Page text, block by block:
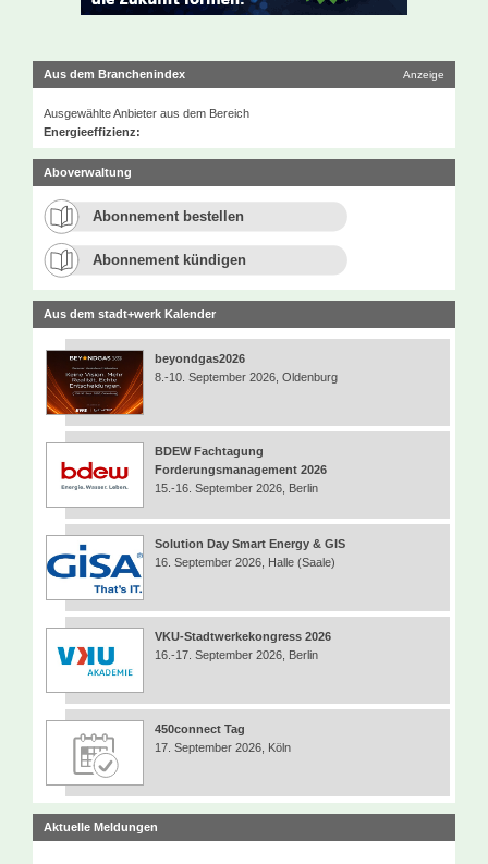
Aus dem Branchenindex Anzeige
Ausgewählte Anbieter aus dem Bereich
Energieeffizienz:
Aboverwaltung
Abonnement bestellen
Abonnement kündigen
Aus dem stadt+werk Kalender
beyondgas2026
8.-10. September 2026, Oldenburg
BDEW Fachtagung
Forderungsmanagement 2026
15.-16. September 2026, Berlin
Solution Day Smart Energy & GIS
16. September 2026, Halle (Saale)
VKU-Stadtwerkekongress 2026
16.-17. September 2026, Berlin
450connect Tag
17. September 2026, Köln
Aktuelle Meldungen